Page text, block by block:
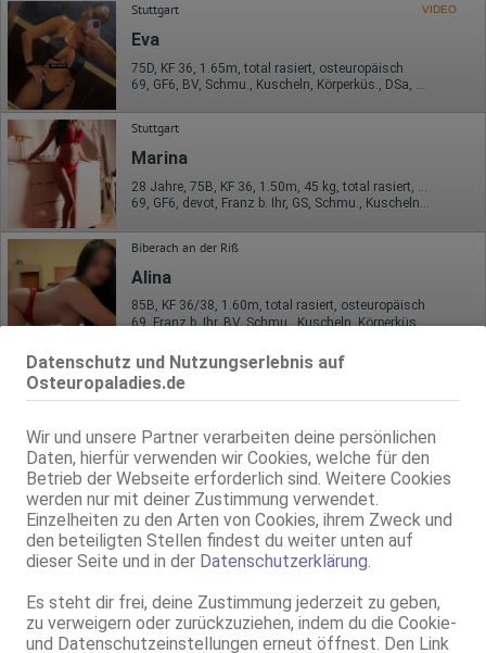
Datenschutz und Nutzungserlebnis auf
Osteuropaladies.de
Wir und unsere Partner verarbeiten deine persönlichen
Daten, hierfür verwenden wir Cookies, welche für den
Betrieb der Webseite erforderlich sind. Weitere Cookies
werden nur mit deiner Zustimmung verwendet.
Einzelheiten zu den Arten von Cookies, ihrem Zweck und
den beteiligten Stellen findest du weiter unten auf
dieser Seite und in der Datenschutzerklärung.
Es steht dir frei, deine Zustimmung jederzeit zu geben,
zu verweigern oder zurückzuziehen, indem du die Cookie-
und Datenschutzeinstellungen erneut öffnest. Den Link
Stuttgart VIDEO
Eva
75D, KF 36, 1.65m, total rasiert, osteuropäisch
69, GF6, BV, Schmu., Kuscheln, Körperküs., DSa, DSp
Stuttgart
Marina
28 Jahre, 75B, KF 36, 1.50m, 45 kg, total rasiert, osteuropäisch
69, GF6, devot, Franz b. Ihr, GS, Schmu., Kuscheln, Körperküs.
Biberach an der Riß
Alina
85B, KF 36/38, 1.60m, total rasiert, osteuropäisch
Villingen-Schwenningen
In Schalmen 17
36 Jahre, 75D, KF 36, 1.65m, total rasiert, osteuropäisch
ZK, 69, GF6, NSa, BV, Schmu., Kuscheln, Körperküs.
Ravensburg
Rosmarinstr. 7
Ema-Ganz neu